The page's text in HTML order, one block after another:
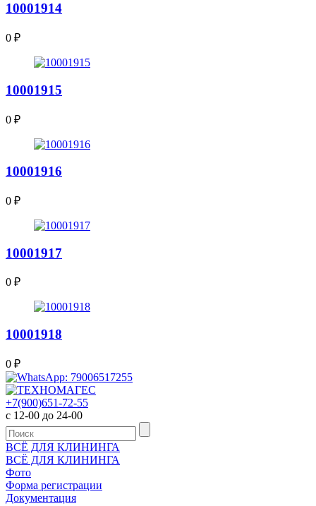
10001914
0 ₽
10001915
0 ₽
10001916
0 ₽
10001917
0 ₽
10001918
0 ₽
+7(900)651-72-55
с 12-00 до 24-00
ВСЁ ДЛЯ КЛИНИНГА
ВСЁ ДЛЯ КЛИНИНГА
Фото
Форма регистрации
Документация